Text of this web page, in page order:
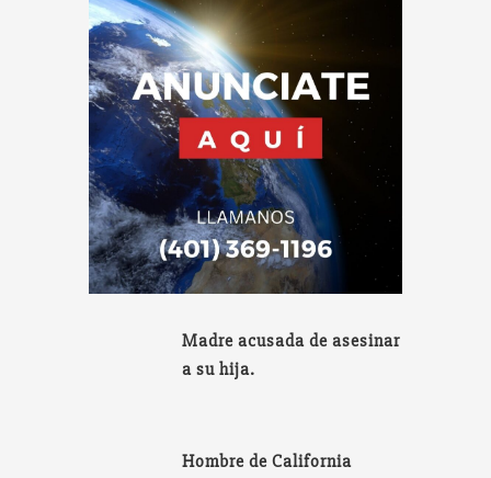
Madre acusada de asesinar
a su hija.
Hombre de California